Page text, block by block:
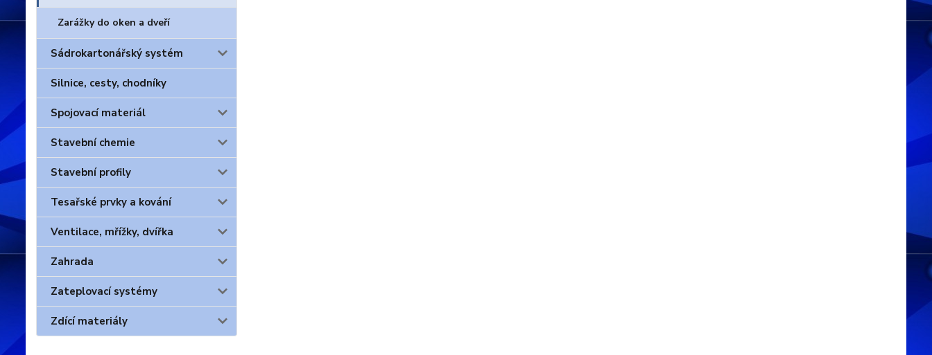
Zarážky do oken a dveří
Sádrokartonářský systém
Silnice, cesty, chodníky
Spojovací materiál
Stavební chemie
Stavební profily
Tesařské prvky a kování
Ventilace, mřížky, dvířka
Zahrada
Zateplovací systémy
Zdící materiály